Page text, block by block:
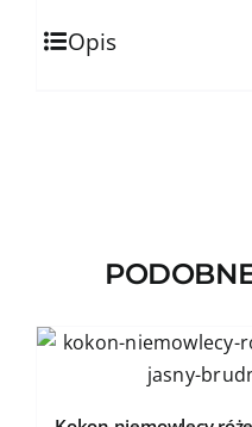
Ten
produkt
produktu
Opis